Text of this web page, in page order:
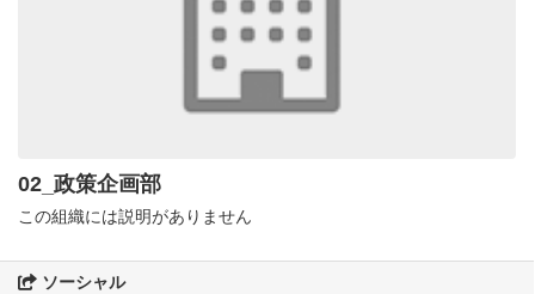
02_政策企画部
この組織には説明がありません
ソーシャル